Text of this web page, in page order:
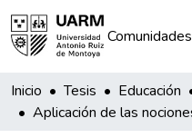
Comunidades
Inicio Tesis Educación